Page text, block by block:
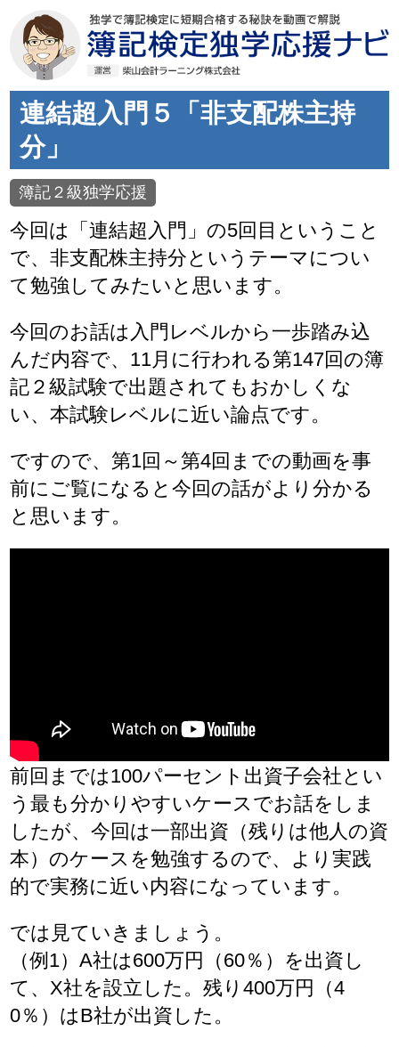
連結超入門５「非支配株主持
分」
簿記２級独学応援
今回は「連結超入門」の5回目ということ
で、非支配株主持分というテーマについ
て勉強してみたいと思います。
今回のお話は入門レベルから一歩踏み込
んだ内容で、11月に行われる第147回の簿
記２級試験で出題されてもおかしくな
い、本試験レベルに近い論点です。
ですので、第1回～第4回までの動画を事
前にご覧になると今回の話がより分かる
と思います。
前回までは100パーセント出資子会社とい
う最も分かりやすいケースでお話をしま
したが、今回は一部出資（残りは他人の資
本）のケースを勉強するので、より実践
的で実務に近い内容になっています。
では見ていきましょう。
（例1）A社は600万円（60％）を出資し
て、X社を設立した。残り400万円（4
0％）はB社が出資した。